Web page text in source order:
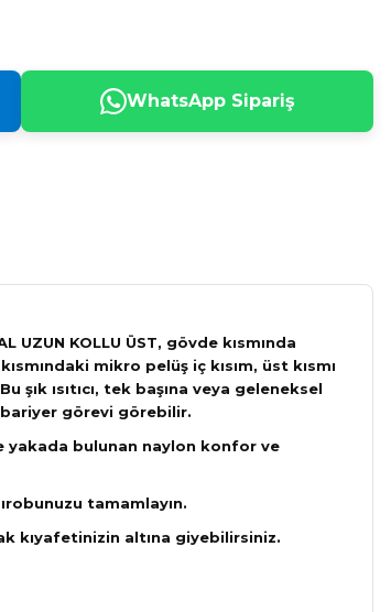
WhatsApp Sipariş
KOLLU ÜST, gövde kısmında
mikro pelüş iç kısım, üst kısmı
şık ısıtıcı, tek başına veya geleneksel
bariyer görevi görebilir.
yakada bulunan naylon konfor ve
tamamlayın.
kıyafetinizin altına giyebilirsiniz.